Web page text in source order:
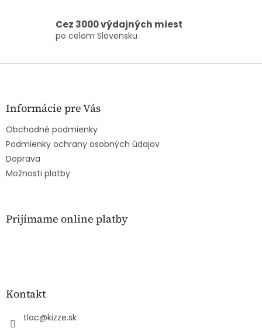
Cez 3000 výdajných miest
po celom Slovensku
Z
Informácie pre Vás
Obchodné podmienky
Podmienky ochrany osobných údajov
Doprava
Možnosti platby
Prijímame online platby
Kontakt
tlac@kizze.sk